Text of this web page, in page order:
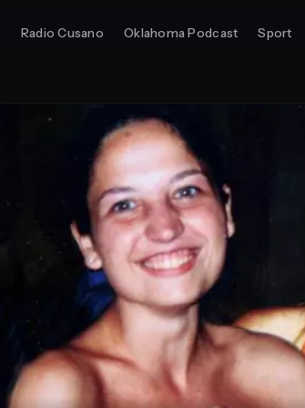
Radio Cusano Oklahoma Podcast Sport